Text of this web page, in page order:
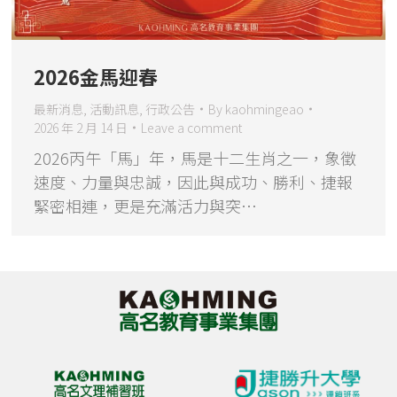
2026金馬迎春
最新消息 活動訊息 行政公告 By kaohmingeao
2026 年 2 月 14 日
Leave a comment
2026丙午「馬」年，馬是十二生肖之一，象徵
速度、力量與忠誠，因此與成功、勝利、捷報
緊密相連，更是充滿活力與突…